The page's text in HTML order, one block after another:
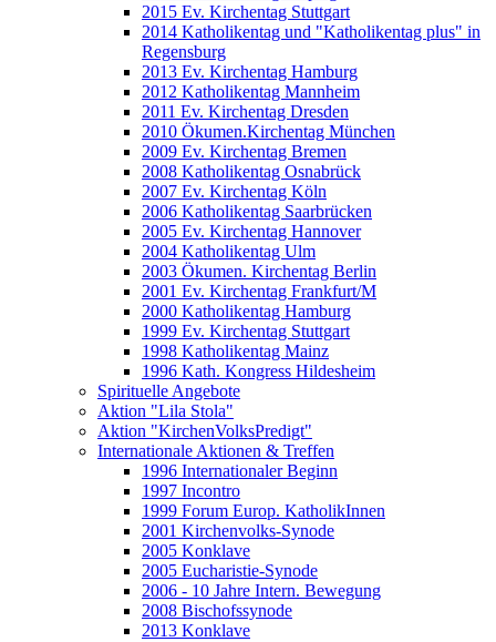
2015 Ev. Kirchentag Stuttgart
2014 Katholikentag und "Katholikentag plus" in
Regensburg
2013 Ev. Kirchentag Hamburg
2012 Katholikentag Mannheim
2011 Ev. Kirchentag Dresden
2010 Ökumen.Kirchentag München
2009 Ev. Kirchentag Bremen
2008 Katholikentag Osnabrück
2007 Ev. Kirchentag Köln
2006 Katholikentag Saarbrücken
2005 Ev. Kirchentag Hannover
2004 Katholikentag Ulm
2003 Ökumen. Kirchentag Berlin
2001 Ev. Kirchentag Frankfurt/M
2000 Katholikentag Hamburg
1999 Ev. Kirchentag Stuttgart
1998 Katholikentag Mainz
1996 Kath. Kongress Hildesheim
Spirituelle Angebote
Aktion "Lila Stola"
Aktion "KirchenVolksPredigt"
Internationale Aktionen & Treffen
1996 Internationaler Beginn
1997 Incontro
1999 Forum Europ. KatholikInnen
2001 Kirchenvolks-Synode
2005 Konklave
2005 Eucharistie-Synode
2006 - 10 Jahre Intern. Bewegung
2008 Bischofssynode
2013 Konklave